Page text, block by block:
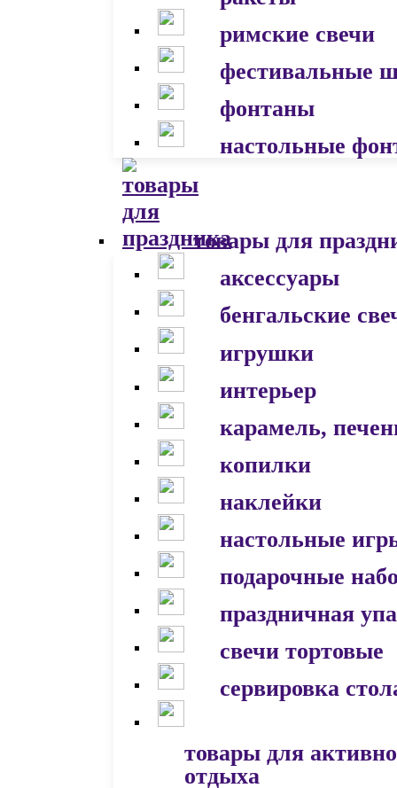
римские свечи
фестивальные
фонтаны
настольные
товары для
аксессуары
бенгальские
игрушки
интерьер
карамель,
копилки
наклейки
настольные
подарочные
праздничная
свечи тортовые
сервировка
товары для
отдыха